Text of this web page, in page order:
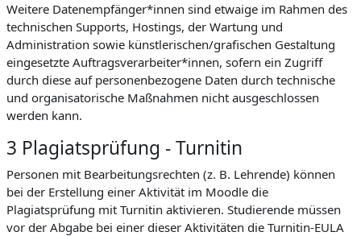
Weitere Datenempfänger*innen sind etwaige im Rahmen des
technischen Supports, Hostings, der Wartung und
Administration sowie künstlerischen/grafischen Gestaltung
eingesetzte Auftragsverarbeiter*innen, sofern ein Zugriff
durch diese auf personenbezogene Daten durch technische
und organisatorische Maßnahmen nicht ausgeschlossen
werden kann.
3 Plagiatsprüfung - Turnitin
Personen mit Bearbeitungsrechten (z. B. Lehrende) können
bei der Erstellung einer Aktivität im Moodle die
Plagiatsprüfung mit Turnitin aktivieren. Studierende müssen
vor der Abgabe bei einer dieser Aktivitäten die Turnitin-EULA